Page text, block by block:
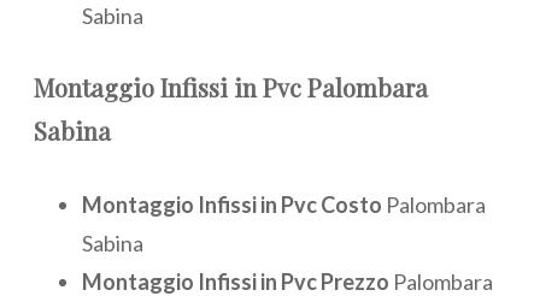
Sabina
MontaggioInfissi in Pvc Palombara
Sabina
Montaggio Infissi in Pvc Costo Palombara
Sabina
Montaggio Infissi in Pvc Prezzo Palombara